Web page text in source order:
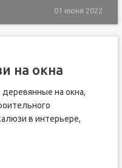
01 июня 2022
на окна
на окна,
в интерьере,